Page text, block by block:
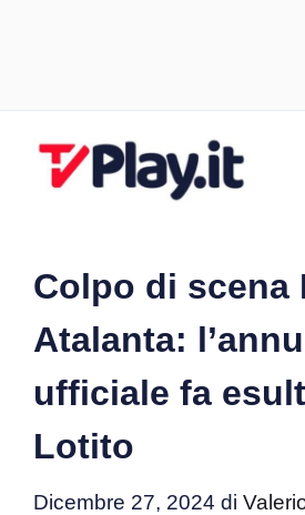
Colpo di scena
Atalanta:
ufficiale fa
Lotito
Dicembre 27, 2024 di